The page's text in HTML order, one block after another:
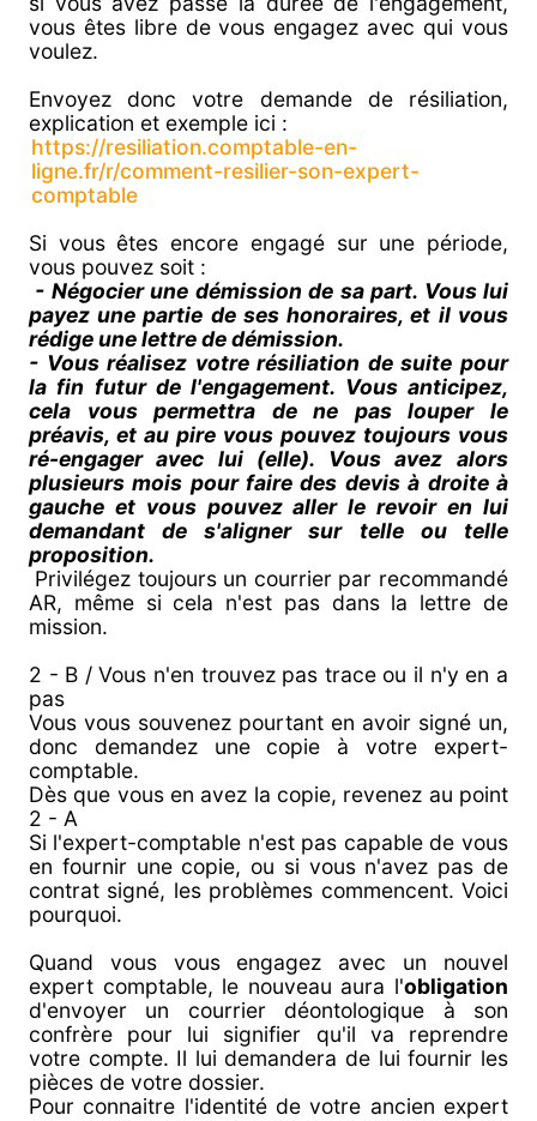
vous êtes libre de vous engagez avec qui vous
voulez.
Envoyez donc votre demande de résiliation,
explication et exemple ici :
https://resiliation.comptable-en-
ligne.fr/r/comment-resilier-son-expert-
comptable
Si vous êtes encore engagé sur une période,
vous pouvez soit :
- Négocier une démission de sa part. Vous lui
payez une partie de ses honoraires, et il vous
rédige une lettre de démission.
- Vous réalisez votre résiliation de suite pour
la fin futur de l'engagement. Vous anticipez,
cela vous permettra de ne pas louper le
préavis, et au pire vous pouvez toujours vous
ré-engager avec lui (elle). Vous avez alors
plusieurs mois pour faire des devis à droite à
gauche et vous pouvez aller le revoir en lui
demandant de s'aligner sur telle ou telle
proposition.
Privilégez toujours un courrier par recommandé
AR, même si cela n'est pas dans la lettre de
mission.
2 - B / Vous n'en trouvez pas trace ou il n'y en a
pas
Vous vous souvenez pourtant en avoir signé un,
donc demandez une copie à votre expert-
comptable.
Dès que vous en avez la copie, revenez au point
2 - A
Si l'expert-comptable n'est pas capable de vous
en fournir une copie, ou si vous n'avez pas de
contrat signé, les problèmes commencent. Voici
pourquoi.
Quand vous vous engagez avec un nouvel
expert comptable, le nouveau aura l'obligation
d'envoyer un courrier déontologique à son
confrère pour lui signifier qu'il va reprendre
votre compte. Il lui demandera de lui fournir les
pièces de votre dossier.
Pour connaitre l'identité de votre ancien expert